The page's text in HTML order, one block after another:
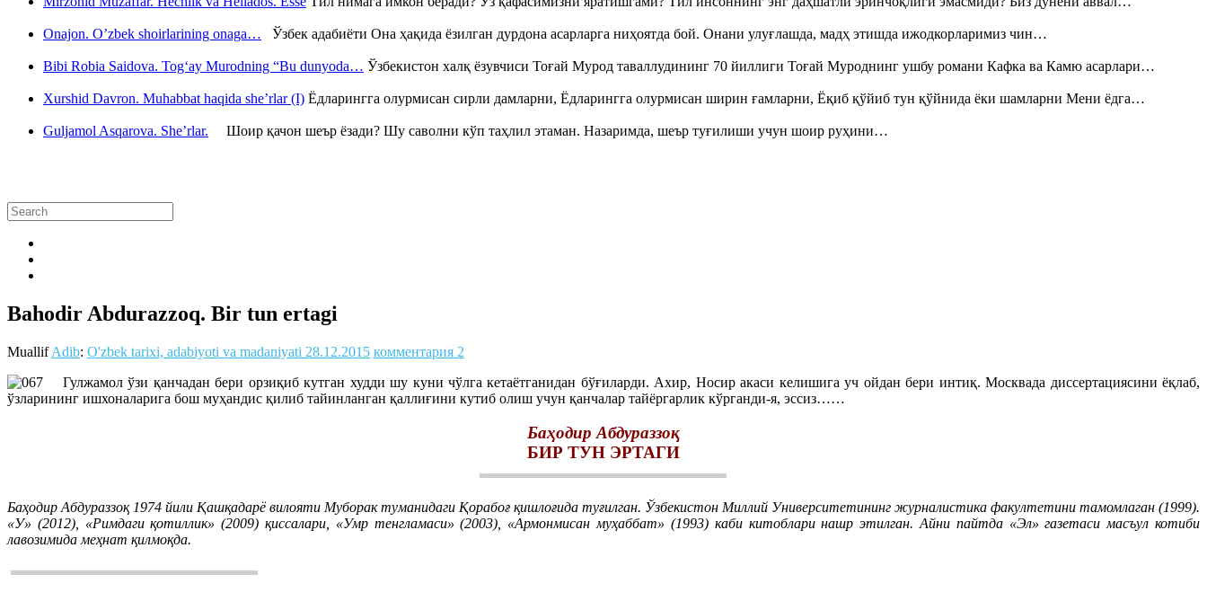
Onajon. O’zbek shoirlarining onaga… Ўзбек адабиёти Она ҳақида ёзилган дурдона асарларга ниҳоятда бой. Онани улуғлашда, мадҳ этишда ижодкорларимиз чин…
Bibi Robia Saidova. Tog‘ay Murodning “Bu dunyoda… Ўзбекистон халқ ёзувчиси Тоғай Мурод таваллудининг 70 йиллиги Тоғай Муроднинг ушбу романи Кафка ва Камю асарлари…
Xurshid Davron. Muhabbat haqida she’rlar (I) Ёдларингга олурмисан сирли дамларни, Ёдларингга олурмисан ширин ғамларни, Ёқиб қўйиб тун қўйнида ёки шамларни Мени ёдга…
Guljamol Asqarova. She’rlar. Шоир қачон шеър ёзади? Шу саволни кўп таҳлил этаман. Назаримда, шеър туғилиши учун шоир руҳини…
Bahodir Abdurazzoq. Bir tun ertagi
MuallifAdib: O'zbek tarixi, adabiyoti va madaniyati 28.12.2015 комментария 2
Гулжамол ўзи қанчадан бери орзиқиб кутган худди шу куни чўлга кетаётганидан бўғиларди. Ахир, Носир акаси келишига уч ойдан бери интиқ. Москвада диссертациясини ёқлаб,
ўзларининг ишхоналарига бош муҳандис қилиб тайинланган қаллиғини кутиб олиш учун қанчалар тайёргарлик кўрганди-я, эссиз……
Баҳодир Абдураззоқ
БИР ТУН ЭРТАГИ
Баҳодир Абдураззоқ 1974 йили Қашқадарё вилояти Муборак туманидаги Қорабоғ қишлоғида туғилган. Ўзбекистон Миллий Университетининг журналистика факултетини тамомлаган (1999).
«У» (2012), «Римдаги қотиллик» (2009) қиссалари, «Умр тенгламаси» (2003), «Армонмисан муҳаббат» (1993) каби китоблари нашр этилган. Айни пайтда «Эл» газетаси масъул котиби
лавозимида меҳнат қилмоқда.